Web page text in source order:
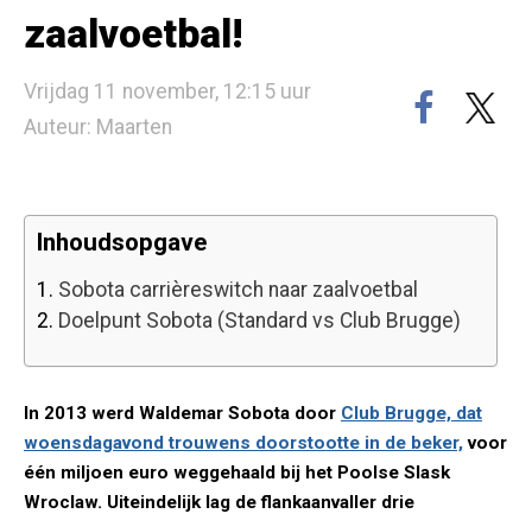
zaalvoetbal!
Vrijdag 11 november, 12:15 uur
Auteur: Maarten
Inhoudsopgave
1. Sobota carrièreswitch naar zaalvoetbal
2. Doelpunt Sobota (Standard vs Club Brugge)
In 2013 werd Waldemar Sobota door Club Brugge, dat
woensdagavond trouwens doorstootte in de beker,voor
één miljoen euro weggehaald bij het Poolse Slask
Wroclaw. Uiteindelijk lag de flankaanvaller drie